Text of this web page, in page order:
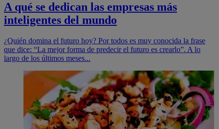
A qué se dedican las empresas más
inteligentes del mundo
¿Quién domina el futuro hoy? Por todos es muy conocida la frase
que dice: “La mejor forma de predecir el futuro es crearlo”. A lo
largo de los últimos meses...